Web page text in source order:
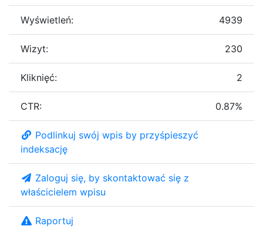
Wyświetleń: 4939
Wizyt: 230
Kliknięć: 2
CTR: 0.87%
Podlinkuj swój wpis by przyśpieszyć
indeksację
Zaloguj się, by skontaktować się z
właścicielem wpisu
Raportuj